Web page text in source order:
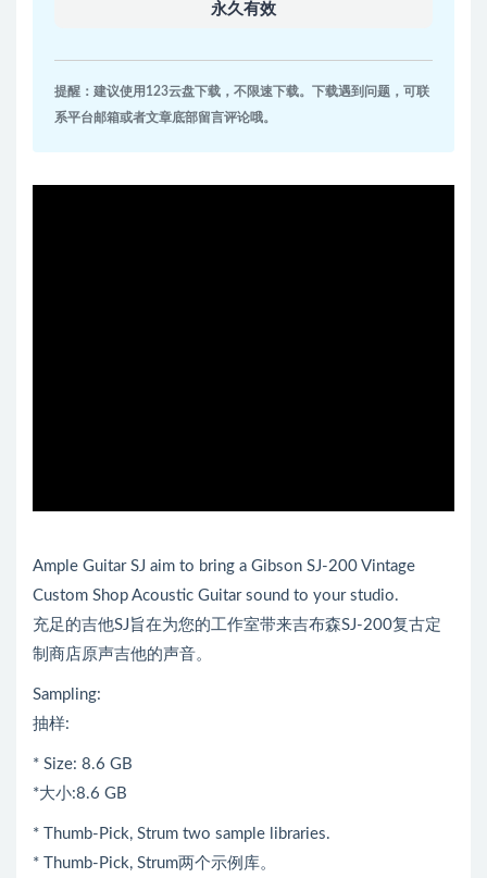
永久有效
提醒：建议使用123云盘下载，不限速下载。下载遇到问题，可联
系平台邮箱或者文章底部留言评论哦。
Ample Guitar SJ aim to bring a Gibson SJ-200 Vintage
Custom Shop Acoustic Guitar sound to your studio.
充足的吉他SJ旨在为您的工作室带来吉布森SJ-200复古定
制商店原声吉他的声音。
Sampling:
抽样:
* Size: 8.6 GB
*大小:8.6 GB
* Thumb-Pick, Strum two sample libraries.
* Thumb-Pick, Strum两个示例库。